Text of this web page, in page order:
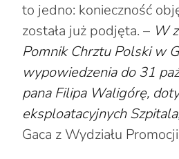
to jedno: konieczność
została już podjęta. – W
Pomnik Chrztu Polski w
wypowiedzenia do 31
pana Filipa Waligórę,
eksploatacyjnych
Gaca z Wydziału